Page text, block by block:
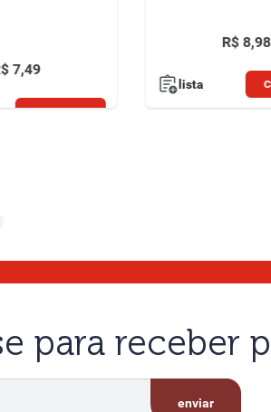
7,49
comprar
R$ 8,98
lista
para receber
enviar